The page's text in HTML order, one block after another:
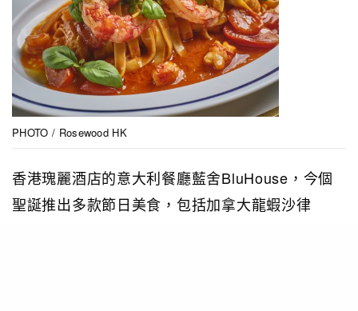
PHOTO / Rosewood HK
香港瑰麗酒店的意大利餐廳藍舍BluHouse，今個
聖誕推出多款節日美食，包括加拿大龍蝦沙律